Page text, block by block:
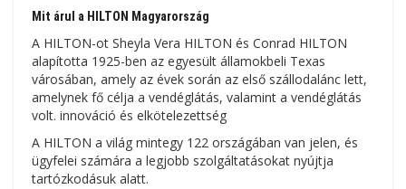
Mit árul a HILTON Magyarország
A HILTON-ot Sheyla Vera HILTON és Conrad HILTON
alapította 1925-ben az egyesült államokbeli Texas
városában, amely az évek során az első szállodalánc lett,
amelynek fő célja a vendéglátás, valamint a vendéglátás
volt. innováció és elkötelezettség
A HILTON a világ mintegy 122 országában van jelen, és
ügyfelei számára a legjobb szolgáltatásokat nyújtja
tartózkodásuk alatt.